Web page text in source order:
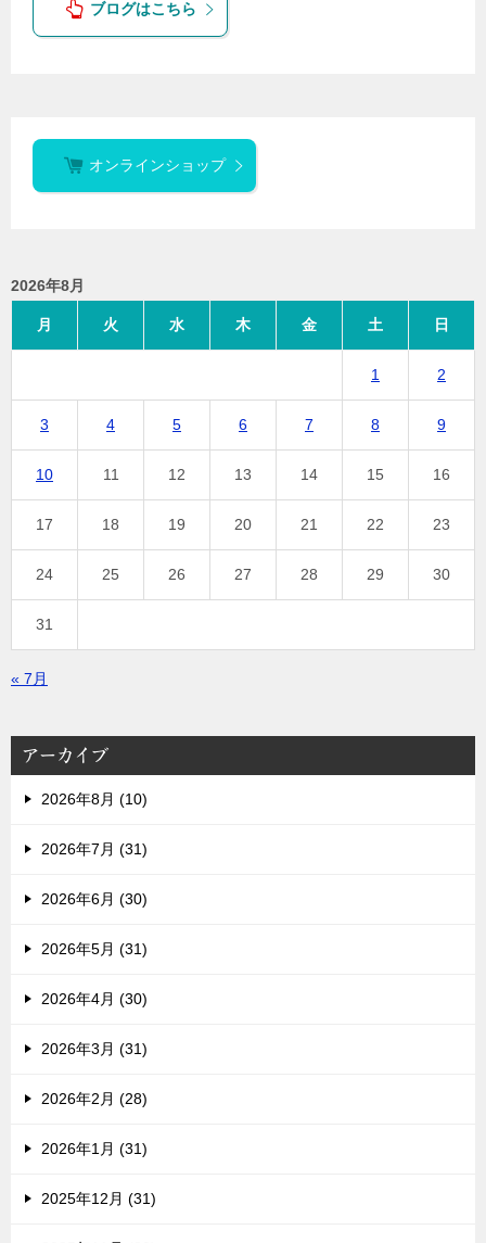
ブログはこちら
オンラインショップ
2026年8月
月 火 水 木 金 土 日
1 2
3 4 5 6 7 8 9
10 11 12 13 14 15 16
17 18 19 20 21 22 23
24 25 26 27 28 29 30
31
« 7月
アーカイブ
2026年8月 (10)
2026年7月 (31)
2026年6月 (30)
2026年5月 (31)
2026年4月 (30)
2026年3月 (31)
2026年2月 (28)
2026年1月 (31)
2025年12月 (31)